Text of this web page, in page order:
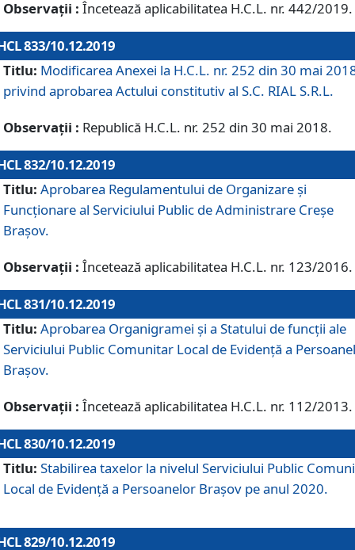
Observații : Încetează aplicabilitatea H.C.L. nr. 442/2019.
833/10.12.2019
Titlu: Modificarea Anexei la H.C.L. nr. 252 din 30 mai
privind aprobarea Actului constitutiv al S.C. RIAL S.R.L.
Observații : Republică H.C.L. nr. 252 din 30 mai 2018.
832/10.12.2019
Titlu: Aprobarea Regulamentului de Organizare și
Funcționare al Serviciului Public de Administrare Creșe
Brașov.
Observații : Încetează aplicabilitatea H.C.L. nr. 123/2016.
831/10.12.2019
Titlu: Aprobarea Organigramei și a Statului de funcții ale
Serviciului Public Comunitar Local de Evidență a
Brașov.
Observații : Încetează aplicabilitatea H.C.L. nr. 112/2013.
830/10.12.2019
Titlu: Stabilirea taxelor la nivelul Serviciului Public
Local de Evidenţă a Persoanelor Braşov pe anul 2020.
829/10.12.2019